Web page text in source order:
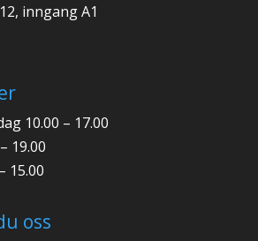
inngang A1
10.00 – 17.00
19.00
15.00
oss